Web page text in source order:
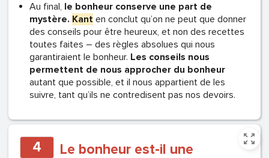
Au final, le bonheur conserve une part de
mystère. Kant en conclut qu’on ne peut que donner
des conseils pour être heureux, et non des recettes
toutes faites – des règles absolues qui nous
garantiraient le bonheur. Les conseils nous
permettent de nous approcher du bonheur
autant que possible, et il nous appartient de les
suivre, tant qu’ils ne contredisent pas nos devoirs.
4
Le bonheur est-il une